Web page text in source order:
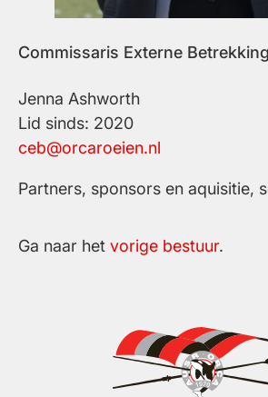
Commissaris Externe
Jenna Ashworth
Lid sinds: 2020
ceb@orcaroeien.nl
Partners, sponsors en aquisitie,
Ga naar het vorige bestuur.